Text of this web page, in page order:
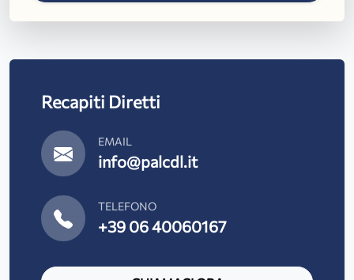
Recapiti Diretti
EMAIL
info@palcdl.it
TELEFONO
+39 06 40060167